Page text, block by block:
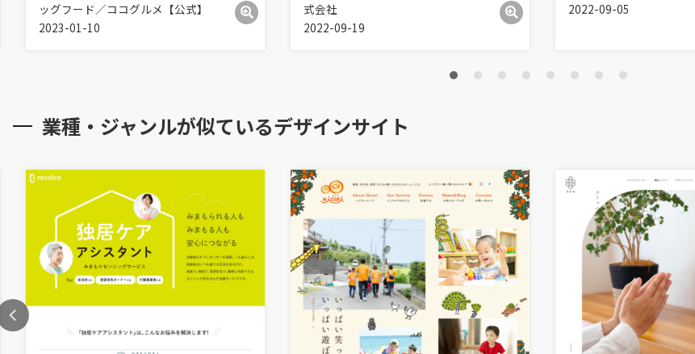
ッグフード／ココグルメ【公式】
2023-01-10
式会社
2022-09-19
2022-09-05
業種・ジャンルが似ているデザインサイト